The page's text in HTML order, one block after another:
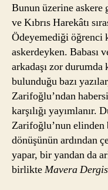
Bunun üzerine askere
ve Kıbrıs Harekâtı
Ödeyemediği öğrenci
askerdeyken. Babası
arkadaşı zor durumda
bulunduğu bazı
Zarifoğlu’ndan
karşılığı yayımlanır.
Zarifoğlu’nun
dönüşünün ardından
yapar, bir yandan da
birlikteMavera